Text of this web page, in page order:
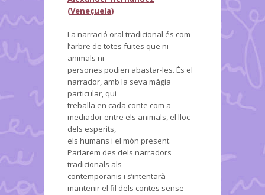
(Veneçuela)
La narració oral tradicional és com
l’arbre de totes fuites que ni
animals ni
persones podien abastar-les. És el
narrador, amb la seva màgia
particular, qui
treballa en cada conte com a
mediador entre els animals, el lloc
dels esperits,
els humans i el món present.
Parlarem des dels narradors
tradicionals als
contemporanis i s’intentarà
mantenir el fil dels contes sense